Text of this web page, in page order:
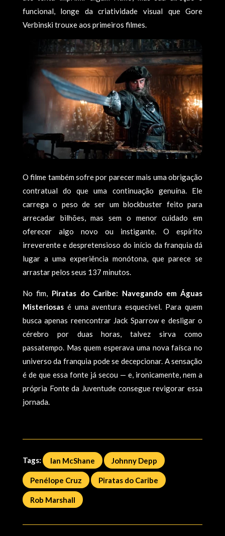
funcional, longe da criatividade visual que Gore
Verbinski trouxe aos primeiros filmes.
O filme também sofre por parecer mais uma obrigação
contratual do que uma continuação genuína. Ele
carrega o peso de ser um blockbuster feito para
arrecadar bilhões, mas sem o menor cuidado em
oferecer algo novo ou instigante. O espírito
irreverente e despretensioso do início da franquia dá
lugar a uma experiência monótona, que parece se
arrastar pelos seus 137 minutos.
No fim, Piratas do Caribe: Navegando em Águas
Misteriosasé uma aventura esquecível. Para quem
busca apenas reencontrar Jack Sparrow e desligar o
cérebro por duas horas, talvez sirva como
passatempo. Mas quem esperava uma nova faísca no
universo da franquia pode se decepcionar. A sensação
é de que essa fonte já secou — e, ironicamente, nem a
própria Fonte da Juventude consegue revigorar essa
jornada.
Tags: Ian McShane Johnny Depp
Penélope Cruz Piratas do Caribe
Rob Marshall